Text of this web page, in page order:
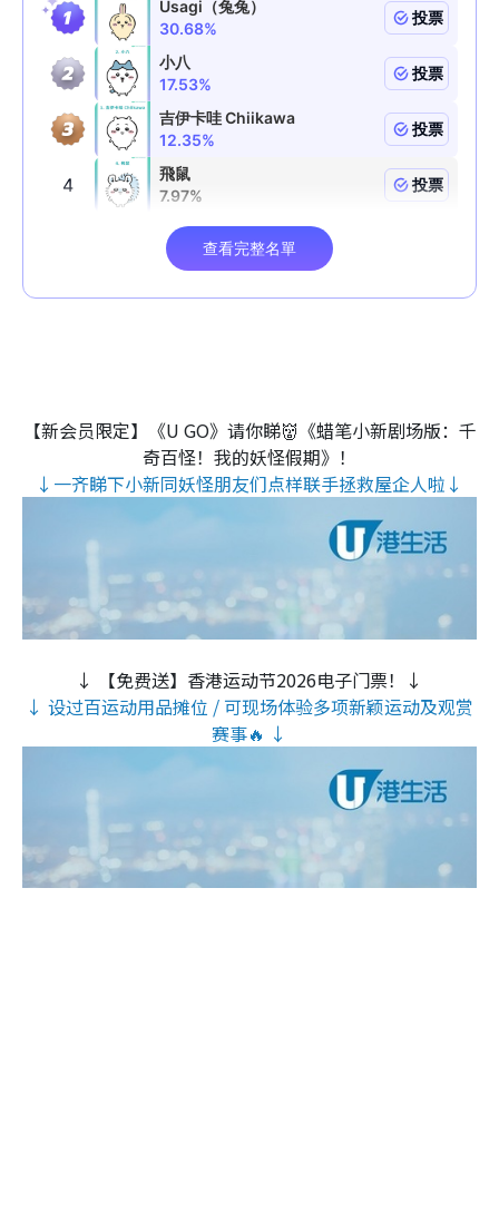
【新会员限定】《U GO》请你睇👹《蜡笔小新剧场版：千
奇百怪！我的妖怪假期》！
↓一齐睇下小新同妖怪朋友们点样联手拯救屋企人啦↓
↓ 【免费送】香港运动节2026电子门票！↓
↓ 设过百运动用品摊位 / 可现场体验多项新颖运动及观赏
赛事🔥 ↓